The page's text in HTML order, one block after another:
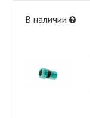
В наличии